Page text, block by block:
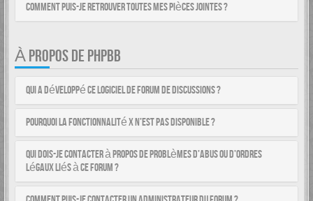
Comment puis-je retrouver toutes mes pièces jointes ?
À PROPOS DE PHPBB
Qui a développé ce logiciel de forum de discussions ?
Pourquoi la fonctionnalité X n’est pas disponible ?
Qui dois-je contacter à propos de problèmes d’abus ou d’ordres
légaux liés à ce forum ?